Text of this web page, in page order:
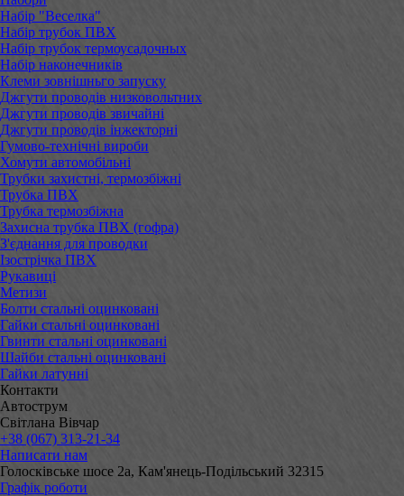
Набір "Веселка"
Набір трубок ПВХ
Набір трубок термоусадочных
Набір наконечників
Клеми зовнішньго запуску
Джгути проводів низковольтних
Джгути проводів звичайні
Джгути проводів інжекторні
Гумово-технічні вироби
Хомути автомобільні
Трубки захистні, термозбіжні
Трубка ПВХ
Трубка термозбіжна
Захисна трубка ПВХ (гофра)
З'єднання для проводки
Ізострічка ПВХ
Рукавиці
Метизи
Болти стальні оцинковані
Гайки стальні оцинковані
Гвинти стальні оцинковані
Шайби стальні оцинковані
Гайки латунні
Контакти
Автострум
Світлана Вівчар
+38 (067) 313-21-34
Написати нам
Голосківське шосе 2а, Кам'янець-Подільський 32315
Графік роботи